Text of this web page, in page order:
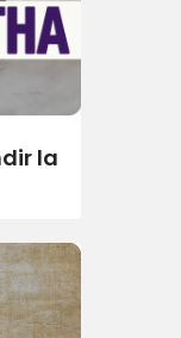
la